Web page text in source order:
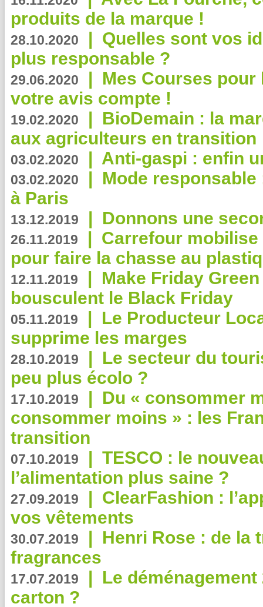
produits de la marque !
28.10.2020 | Quelles sont vos
plus responsable ?
29.06.2020 | Mes Courses pour
votre avis compte !
19.02.2020 | BioDemain : la
aux agriculteurs en transition
03.02.2020 | Anti-gaspi : enfin
03.02.2020 | Mode
à Paris
13.12.2019 | Donnons une
26.11.2019 | Carrefour
pour faire la chasse au
12.11.2019 | Make Friday
bousculent le Black Friday
05.11.2019 | Le Producteur
supprime les marges
28.10.2019 | Le secteur du
peu plus écolo ?
17.10.2019 | Du « consommer
consommer moins » : les
transition
07.10.2019 | TESCO : le
l’alimentation plus saine ?
27.09.2019 | ClearFashion :
vos vêtements
30.07.2019 | Henri Rose : de la
fragrances
17.07.2019 | Le
carton ?